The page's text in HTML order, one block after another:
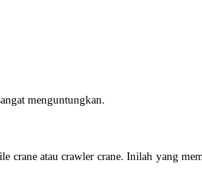
menguntungkan.
crane atau crawler crane. Inilah yang